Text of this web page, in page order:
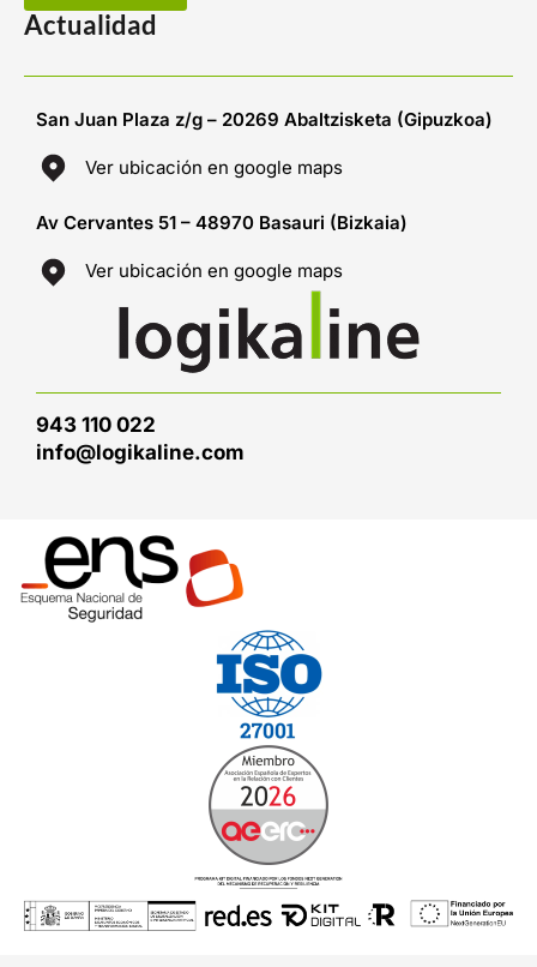
Actualidad
San Juan Plaza z/g – 20269 Abaltzisketa (Gipuzkoa)
Ver ubicación en google maps
Av Cervantes 51 – 48970 Basauri (Bizkaia)
Ver ubicación en google maps
943 110 022
info@logikaline.com